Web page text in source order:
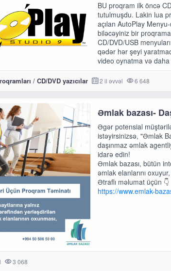
BU proqram ilk öncə
tutulmuşdu. Lakin lua
açılan AutoPlay
biləcəyiniz bir
CD/DVD/USB
qədər hər şeyi
video oynatma və
/ CD/DVD yazıcılar 2 il əvvəl 6 648
Əmlak bazası-
Əgər potensial
istəyirsinizsə, "Əmlak
daşınmaz əmlak
idarə edin!
Əmlak bazası, bütün
əmlak elanlarını
Ətraflı məlumat üçün 👇
https://www.emlak-
3 068